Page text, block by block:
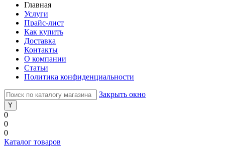
Главная
Услуги
Прайс-лист
Как купить
Доставка
Контакты
О компании
Статьи
Политика конфиденциальности
Закрыть окно
0
0
0
Каталог товаров